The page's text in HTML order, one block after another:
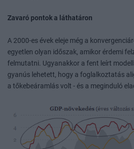
Zavaró pontok a láthatáron
A 2000-es évek eleje még a
egyetlen olyan időszak, amikor érdemi
felmutatni. Ugyanakkor a fent leírt
gyanús lehetett, hogy a foglalkoztatás
a tőkebeáramlás volt - és a meginduló